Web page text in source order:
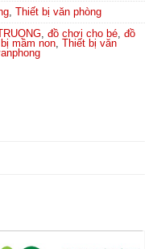
, Thiết bị văn phòng
, đồ chơi cho bé, đồ
mầm non, Thiết bị văn